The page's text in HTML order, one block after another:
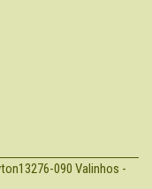
13276-090 Valinhos -